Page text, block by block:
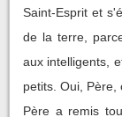
Saint-Esprit et
de la terre,
aux intelligents,
petits. Oui, Père,
Père a remis